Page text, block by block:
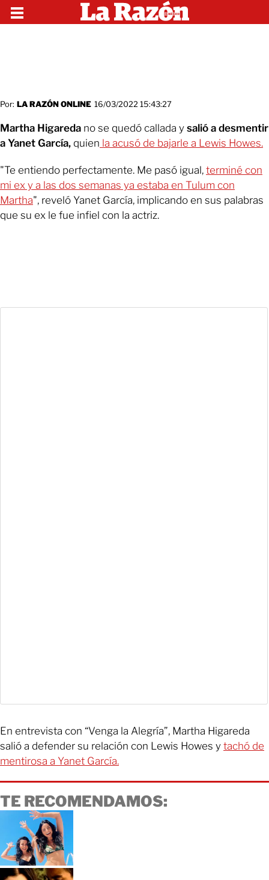
Por: LA RAZÓN ONLINE 16/03/2022 15:43:27
Martha Higareda no se quedó callada y salió a desmentir
a Yanet García, quien la acusó de bajarle a Lewis Howes.
"Te entiendo perfectamente. Me pasó igual, terminé con
mi ex y a las dos semanas ya estaba en Tulum con
Martha", reveló Yanet García, implicando en sus palabras
que su ex le fue infiel con la actriz.
En entrevista con “Venga la Alegría”, Martha Higareda
salió a defender su relación con Lewis Howes y tachó de
mentirosa a Yanet García.
TE RECOMENDAMOS: